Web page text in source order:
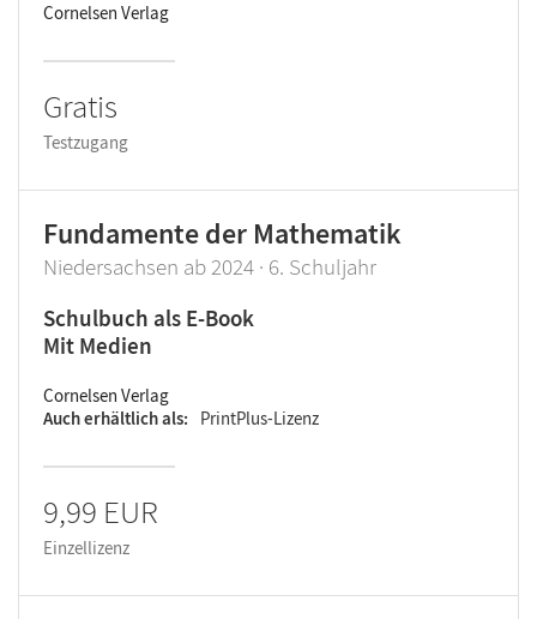
Cornelsen Verlag
Gratis
Testzugang
Fundamente der Mathematik
Niedersachsen ab 2024 · 6. Schuljahr
Schulbuch als E-Book
Mit Medien
Cornelsen Verlag
Auch erhältlich als
PrintPlus-Lizenz
9,99 EUR
Einzellizenz